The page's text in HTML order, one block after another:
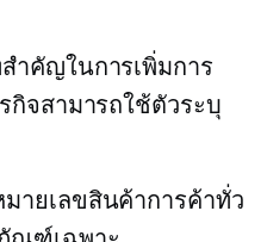
ำคัญในการเพิ่มการ
กิจสามารถใช้ตัวระบุ
ายเลขสินค้าการค้าทั่ว